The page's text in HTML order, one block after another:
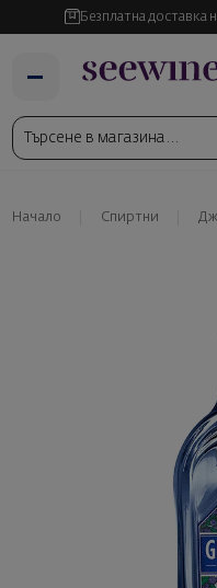
Безплатна доставка
Начало Спиртни